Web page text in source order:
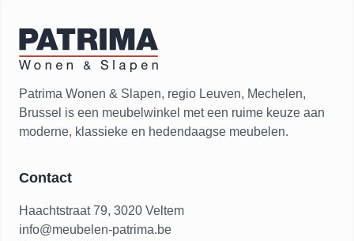
Patrima Wonen & Slapen, regio Leuven, Mechelen,
Brussel is een meubelwinkel met een ruime keuze aan
moderne, klassieke en hedendaagse meubelen.
Contact
Haachtstraat 79, 3020 Veltem
info@meubelen-patrima.be